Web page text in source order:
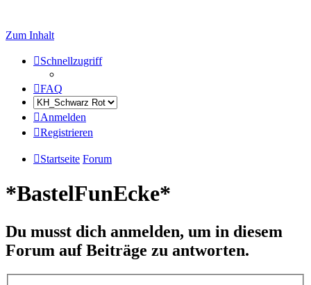
Zum Inhalt
Schnellzugriff
FAQ
Anmelden
Registrieren
Startseite Forum
*BastelFunEcke*
Du musst dich anmelden, um in diesem
Forum auf Beiträge zu antworten.